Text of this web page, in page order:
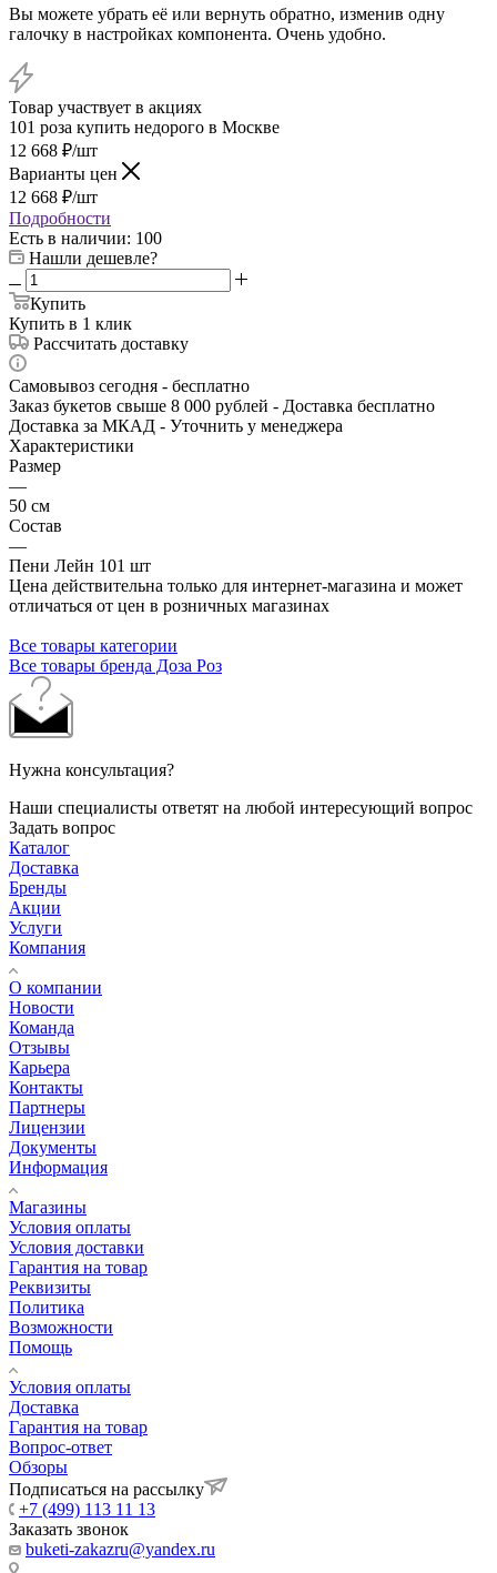
Вы можете убрать её или вернуть обратно, изменив одну
галочку в настройках компонента. Очень удобно.
Товар участвует в акциях
101 роза купить недорого в Москве
12 668 ₽/шт
Варианты цен
12 668 ₽/шт
Подробности
Есть в наличии: 100
Нашли дешевле?
Купить
Купить в 1 клик
Рассчитать доставку
Самовывоз сегодня - бесплатно
Заказ букетов свыше 8 000 рублей - Доставка бесплатно
Доставка за МКАД - Уточнить у менеджера
Характеристики
Размер
—
50 см
Состав
—
Пени Лейн 101 шт
Цена действительна только для интернет-магазина и может
отличаться от цен в розничных магазинах
Все товары категории
Все товары бренда Доза Роз
Нужна консультация?
Наши специалисты ответят на любой интересующий вопрос
Задать вопрос
Каталог
Доставка
Бренды
Акции
Услуги
Компания
О компании
Новости
Команда
Отзывы
Карьера
Контакты
Партнеры
Лицензии
Документы
Информация
Магазины
Условия оплаты
Условия доставки
Гарантия на товар
Реквизиты
Политика
Возможности
Помощь
Условия оплаты
Доставка
Гарантия на товар
Вопрос-ответ
Обзоры
Подписаться на рассылку
+7 (499) 113 11 13
Заказать звонок
buketi-zakazru@yandex.ru